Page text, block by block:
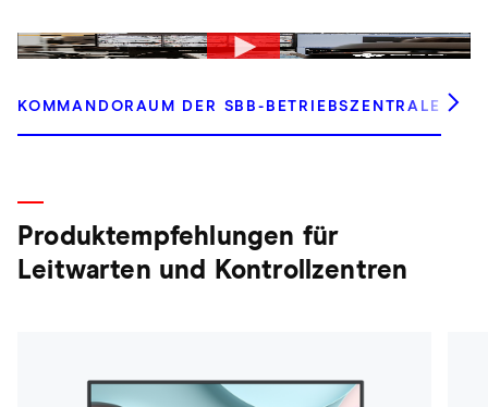
KOMMANDORAUM DER SBB-BETRIEBSZENTRALE
Produktempfehlungen für
Leitwarten und Kontrollzentren